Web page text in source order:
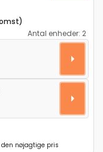
Antal enheder: 2
7931-b
den nøjagtige pris